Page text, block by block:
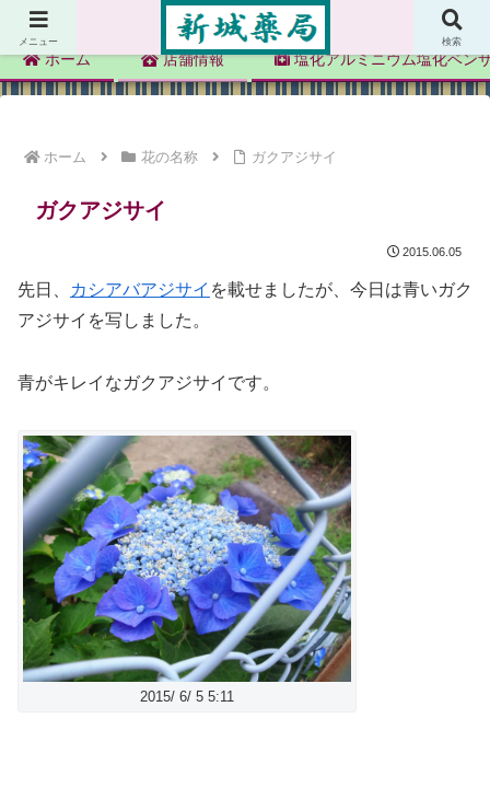
新城薬局
ホーム 店舗情報 塩化アルミニウム塩化ベン
ホーム 花の名称 ガクアジサイ
ガクアジサイ
2015.06.05
先日、 カシアバアジサイ を載せましたが、今日は青いガク
アジサイを写しました。
青がキレイなガクアジサイです。
2015/ 6/ 5 5:11
メニュー 検索